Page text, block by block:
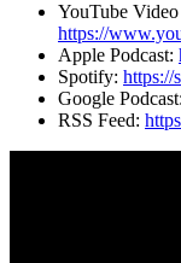
YouTube
https://
Apple Podcast:
Spotify:
Google Podcast:
RSS Feed: